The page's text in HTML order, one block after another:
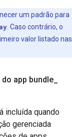
um padrão para
. Caso contrário, o
valor listado nas
app bundle
incluída quando
gerenciada